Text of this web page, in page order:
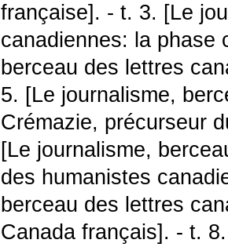
française]. - t. 3. [Le
canadiennes: la phase
berceau des lettres
5. [Le journalisme,
Crémazie, précurseur
[Le journalisme,
des humanistes
berceau des lettres
Canada français]. - t.